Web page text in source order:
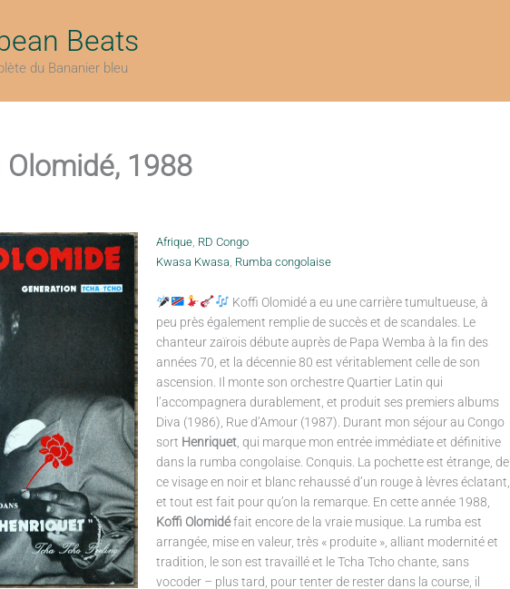
Beats
du Bananier bleu
1988
Afrique, RD Congo
Kwasa Kwasa, Rumba congolaise
Koffi Olomidé a eu une carrière tumultueuse, à
peu près également remplie de succès et de scandales. Le
chanteur zaïrois débute auprès de Papa Wemba à la fin des
années 70, et la décennie 80 est véritablement celle de son
ascension. Il monte son orchestre Quartier Latin qui
l’accompagnera durablement, et produit ses premiers albums
Diva (1986), Rue d’Amour (1987). Durant mon séjour au Congo
sort Henriquet, qui marque mon entrée immédiate et définitive
dans la rumba congolaise. Conquis. La pochette est étrange, de
ce visage en noir et blanc rehaussé d’un rouge à lèvres éclatant,
et tout est fait pour qu’on la remarque. En cette année 1988,
Koffi Olomidéfait encore de la vraie musique. La rumba est
arrangée, mise en valeur, très « produite », alliant modernité et
tradition, le son est travaillé et le Tcha Tcho chante, sans
vocoder – plus tard, pour tenter de rester dans la course, il